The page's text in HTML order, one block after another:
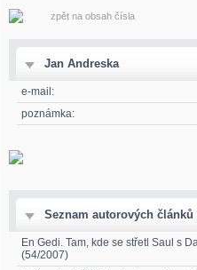
zpět na obsah čísla
Jan Andreska
e-mail:
poznámka:
Seznam autorových článků
En Gedi. Tam, kde se střetl Saul s
(54/2007)